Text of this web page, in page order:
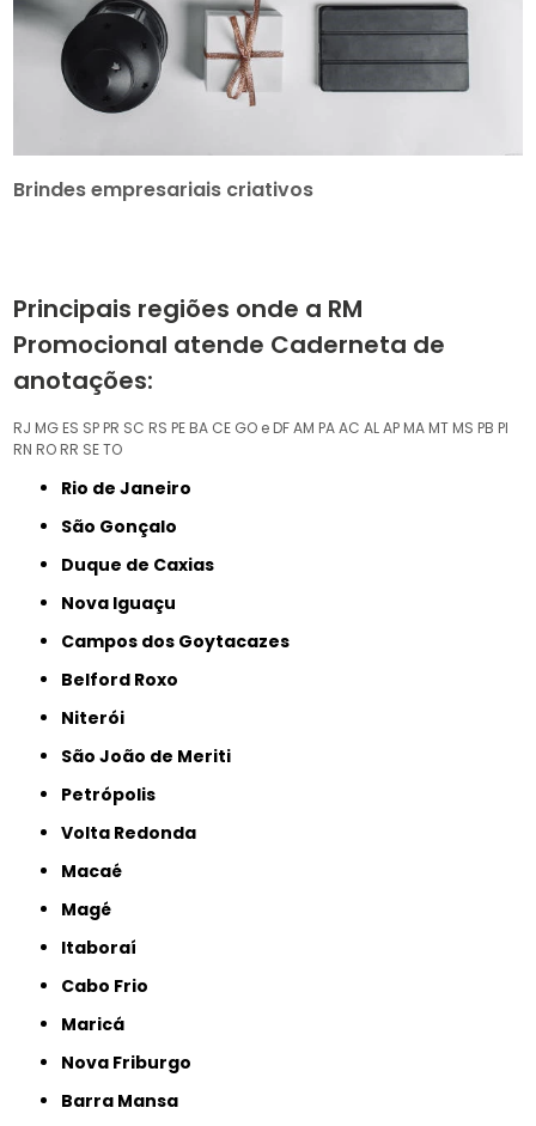
Brindes empresariais criativos
Principais regiões onde a RM
Promocional atende Caderneta de
anotações:
RJ MG ES SP PR SC RS PE BA CE GO e DFAM PAAC ALAP MA MT MS PB PI
RN RO RR SETO
Rio de Janeiro
São Gonçalo
Duque de Caxias
Nova Iguaçu
Campos dos Goytacazes
Belford Roxo
Niterói
São João de Meriti
Petrópolis
Volta Redonda
Macaé
Magé
Itaboraí
Cabo Frio
Maricá
Nova Friburgo
Barra Mansa